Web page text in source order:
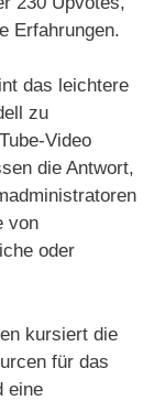
Erfahrungen.
das leichtere
zu
Video
die Antwort,
von
oder
kursiert die
für das
eine